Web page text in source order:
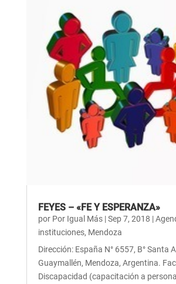
FEYES – «FE Y ESPERANZA»
por Por Igual Más|Sep 7, 2018 |
instituciones, Mendoza
Dirección: España N° 6557, B° Santa
Guaymallén, Mendoza, Argentina.
Discapacidad (capacitación a